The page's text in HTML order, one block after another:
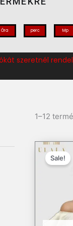
Óra perc Mp
szeretnél
1–12
Sale!